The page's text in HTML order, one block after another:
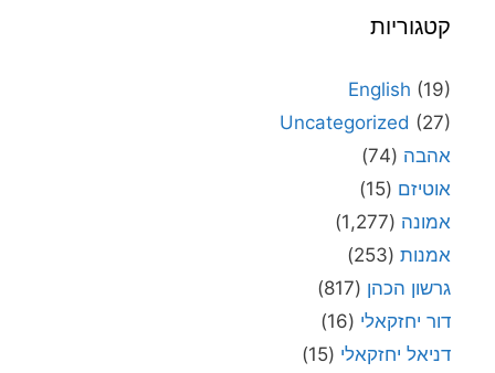
קטגוריות
English (19)
Uncategorized (27)
אהבה (74)
אוטיזם (15)
אמונה (1,277)
אמנות (253)
גרשון הכהן (817)
דור יחזקאלי (16)
דניאל יחזקאלי (15)